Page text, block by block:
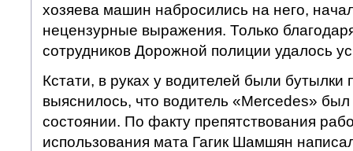
хозяева машин набросились на него,
нецензурные выражения. Только
сотрудников Дорожной полиции удалось
Кстати, в руках у водителей были бутылки
выяснилось, что водитель «Mercedes» был
состоянии. По факту препятствования
использования мата Гагик Шамшян